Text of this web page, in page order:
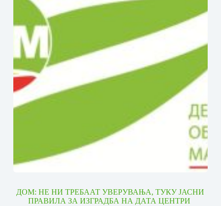
ДОМ: НЕ НИ ТРЕБААТ УВЕРУВАЊА, ТУКУ ЈАСНИ
ПРАВИЛА ЗА ИЗГРАДБА НА ДАТА ЦЕНТРИ